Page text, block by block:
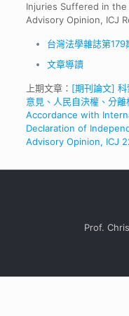
Injuries Suffered in
Advisory Opinion, ICJ
台灣法學雜誌第179
文章導讀
上期文章： [期刊論文] 科
意見、人民自決權、分
Accordance with
Declaration of
Advisory Opinion, ICJ
Prof.